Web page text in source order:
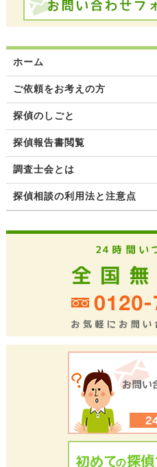
ホーム
ご依頼をお考えの方
探偵のしごと
探偵報告書閲覧
調査士会とは
探偵相談の利用法と注意点